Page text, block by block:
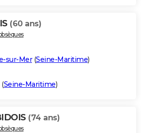
(60 ans)
sur-Mer(Seine-Maritime)
(Seine-Maritime)
(74 ans)